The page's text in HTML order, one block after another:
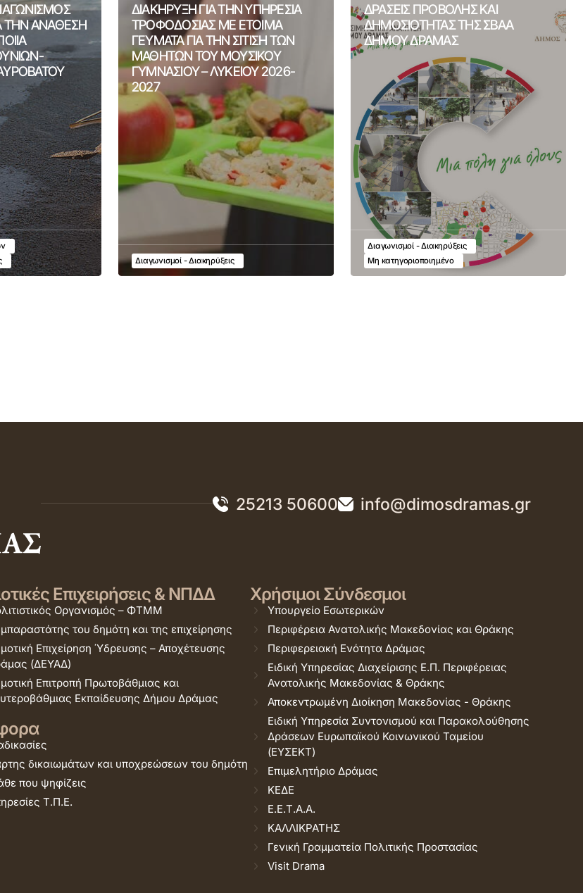
ΤΗΝ ΑΝΑΘΕΣΗ
ΔΙΑΚΗΡΥΞΗ ΓΙΑ ΤΗΝ ΥΠΗΡΕΣΙΑ
ΤΡΟΦΟΔΟΣΙΑΣ ΜΕ ΕΤΟΙΜΑ
ΓΕΥΜΑΤΑ ΓΙΑ ΤΗΝ ΣΙΤΙΣΗ ΤΩΝ
ΜΑΘΗΤΩΝ ΤΟΥ ΜΟΥΣΙΚΟΥ
ΓΥΜΝΑΣΙΟΥ – ΛΥΚΕΙΟΥ 2026-
2027
Διαγωνισμοί - Διακηρύξεις
ΔΡΑΣΕΙΣ ΠΡΟΒΟΛΗΣ ΚΑΙ
ΔΗΜΟΣΙΟΤΗΤΑΣ ΤΗΣ ΣΒΑΑ
ΔΗΜΟΥ ΔΡΑΜΑΣ
Διαγωνισμοί - Διακηρύξεις
Μη κατηγοριοποιημένο
25213 50600 info@dimosdramas.gr
Επιχειρήσεις & ΝΠΔΔ
Οργανισμός – ΦΤΜΜ
του δημότη και της επιχείρησης
Επιχείρηση Ύδρευσης – Αποχέτευσης
(ΔΕΥΑΔ)
Επιτροπή Πρωτοβάθμιας και
Εκπαίδευσης Δήμου Δράμας
δικαιωμάτων και υποχρεώσεων του δημότη
που ψηφίζεις
Τ.Π.Ε.
Χρήσιμοι Σύνδεσμοι
Υπουργείο Εσωτερικών
Περιφέρεια Ανατολικής Μακεδονίας και Θράκης
Περιφερειακή Ενότητα Δράμας
Ειδική Υπηρεσίας Διαχείρισης Ε.Π. Περιφέρειας
Ανατολικής Μακεδονίας & Θράκης
Αποκεντρωμένη Διοίκηση Μακεδονίας - Θράκης
Ειδική Υπηρεσία Συντονισμού και Παρακολούθησης
Δράσεων Ευρωπαϊκού Κοινωνικού Ταμείου
(ΕΥΣΕΚΤ)
Επιμελητήριο Δράμας
ΚΕΔΕ
Ε.Ε.Τ.Α.Α.
ΚΑΛΛΙΚΡΑΤΗΣ
Γενική Γραμματεία Πολιτικής Προστασίας
Visit Drama